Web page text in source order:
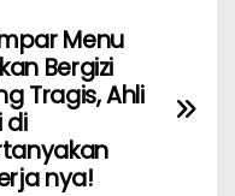
Menu
Bergizi
Tragis, Ahli
di
nya!